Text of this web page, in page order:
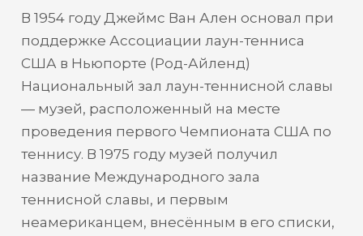
В 1954 году Джеймс Ван Ален основал при
поддержке Ассоциации лаун-тенниса
США в Ньюпорте (Род-Айленд)
Национальный зал лаун-теннисной славы
— музей, расположенный на месте
проведения первого Чемпионата США по
теннису. В 1975 году музей получил
название Международного зала
теннисной славы, и первым
неамериканцем, внесённым в его списки,